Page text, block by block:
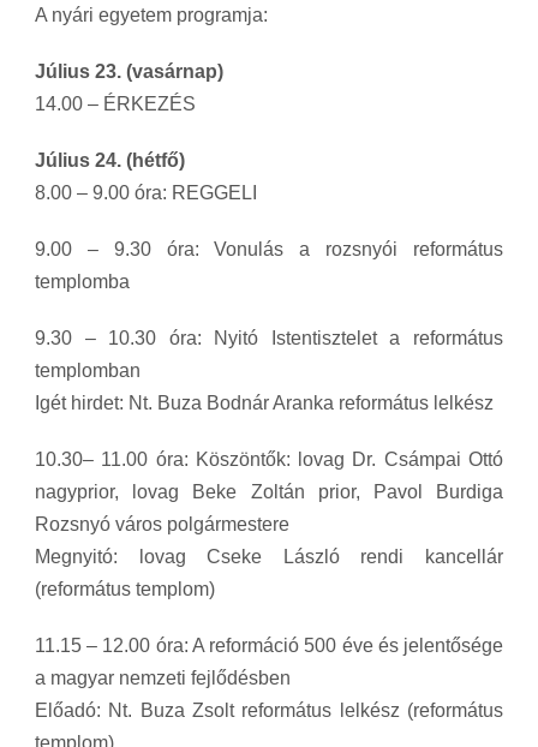
A nyári egyetem programja:
Július 23. (vasárnap)
14.00 – ÉRKEZÉS
Július 24. (hétfő)
8.00 – 9.00 óra: REGGELI
9.00 – 9.30 óra: Vonulás a rozsnyói református
templomba
9.30 – 10.30 óra: Nyitó Istentisztelet a református
templomban
Igét hirdet: Nt. Buza Bodnár Aranka református lelkész
10.30– 11.00 óra: Köszöntők: lovag Dr. Csámpai Ottó
nagyprior, lovag Beke Zoltán prior, Pavol Burdiga
Rozsnyó város polgármestere
Megnyitó: lovag Cseke László rendi kancellár
(református templom)
11.15 – 12.00 óra: A reformáció 500 éve és jelentősége
a magyar nemzeti fejlődésben
Előadó: Nt. Buza Zsolt református lelkész (református